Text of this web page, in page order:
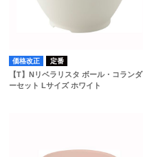
価格改正 定番
【T】Nリベラリスタ ボール・コランダ
ーセット Lサイズ ホワイト